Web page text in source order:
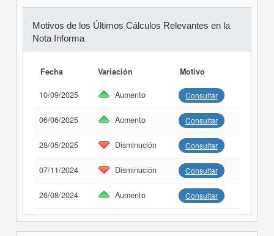
Motivos de los Últimos Cálculos Relevantes en la
Nota Informa
Fecha Variación Motivo
10/09/2025 Aumento Consultar
06/06/2025 Aumento Consultar
28/05/2025 Disminución Consultar
07/11/2024 Disminución Consultar
26/08/2024 Aumento Consultar